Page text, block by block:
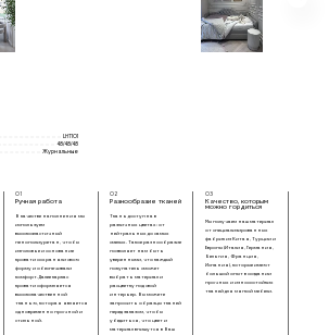
LHT101
48/48/48
Журнальные
01
Ручная работа
В качестве наполнения мы
используем
высокоэластичный
пенополиуретан, чтобы
изголовье и основание
кровати сохраняли свою
форму и обеспечивали
комфорт. Далее каркас
кровати оформляется
высококачественной
тканью, которая является
одновременно прочной и
стильной.
02
Разнообразие тканей
Ткань доступна в
различных цветах: от
нейтральных до самых
смелых. Такое разнообразие
позволяет нам быть
уверенными, что каждый
покупатель сможет
выбрать материал и
расцветку под свой
интерьер. Вы можете
запросить образцы тканей
перед заказом, чтобы
убедиться, что цвет и
материал впишутся в Ваш
03
Качество, которым
можно гордиться
Мы получаем наш материал
от специализированных
фабрик из Китая, Турции и
Европы (Италия, Германия,
Бельгия, Франция,
Испания), которые имеют
большой опыт в создании
прочных и износостойких
тканей для мягкой мебели.